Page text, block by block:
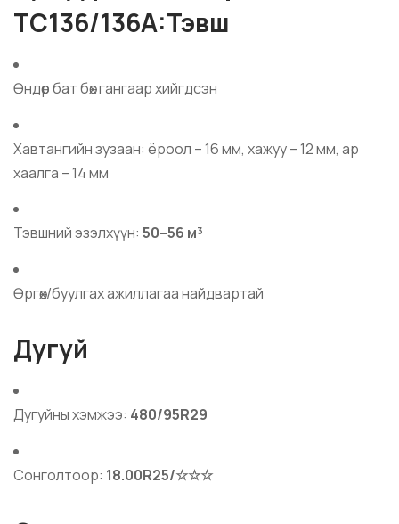
TC136/136A:Тэвш
Өндөр бат бөх гангаар хийгдсэн
Хавтангийн зузаан: ёроол – 16 мм, хажуу – 12 мм, ар
хаалга – 14 мм
Тэвшний эзэлхүүн: 50–56 м³
Өргөх/буулгах ажиллагаа найдвартай
Дугуй
Дугуйны хэмжээ: 480/95R29
Сонголтоор: 18.00R25/☆☆☆